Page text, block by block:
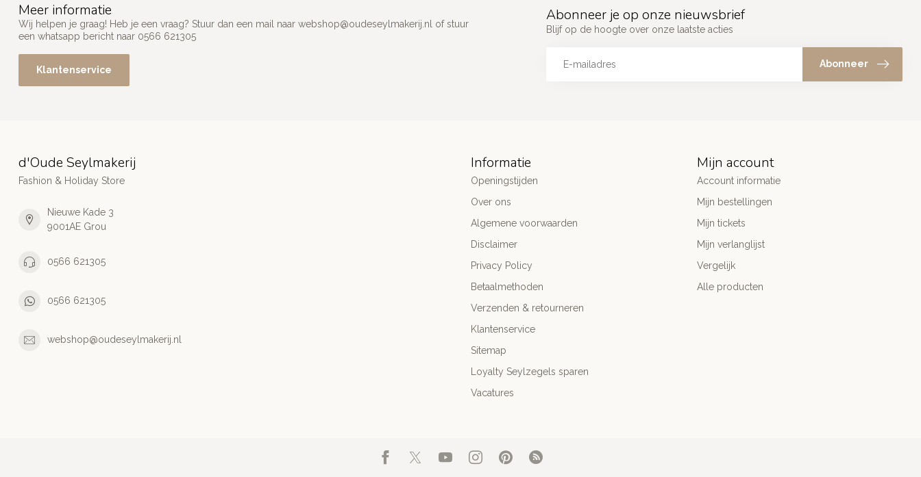
Meer informatie
Wij helpen je graag! Heb je een vraag? Stuur dan een mail naar webshop@oudeseylmakerij.nl
of stuur
een whatsapp bericht naar 0566 621305
Klantenservice
Abonneer je op onze nieuwsbrief
Blijf op de hoogte over onze laatste acties
Abonneer
d'Oude Seylmakerij
Fashion & Holiday Store
Nieuwe Kade 3
9001AE Grou
0566 621305
0566 621305
webshop@oudeseylmakerij.nl
Informatie
Openingstijden
Over ons
Algemene voorwaarden
Disclaimer
Privacy Policy
Betaalmethoden
Verzenden & retourneren
Klantenservice
Sitemap
Loyalty Seylzegels sparen
Vacatures
Mijn account
Account informatie
Mijn bestellingen
Mijn tickets
Mijn verlanglijst
Vergelijk
Alle producten